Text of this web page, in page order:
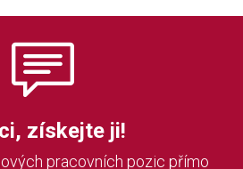
získejte ji!
pracovních pozic přímo